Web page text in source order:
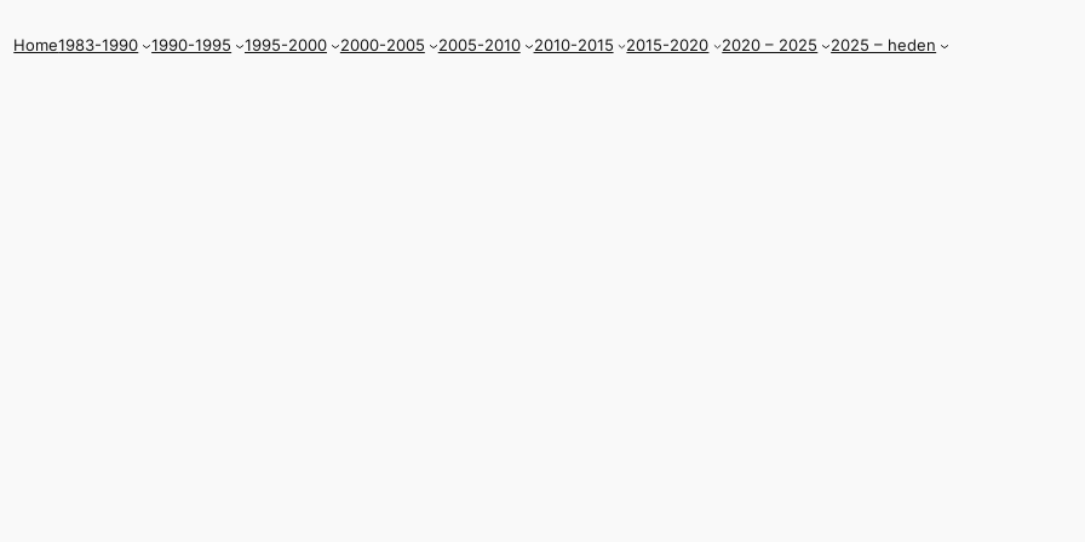
Home1983-1990 1990-1995 1995-2000 2000-2005 2005-2010 2010-2015 2015-2020 2020 – 2025 2025 – heden